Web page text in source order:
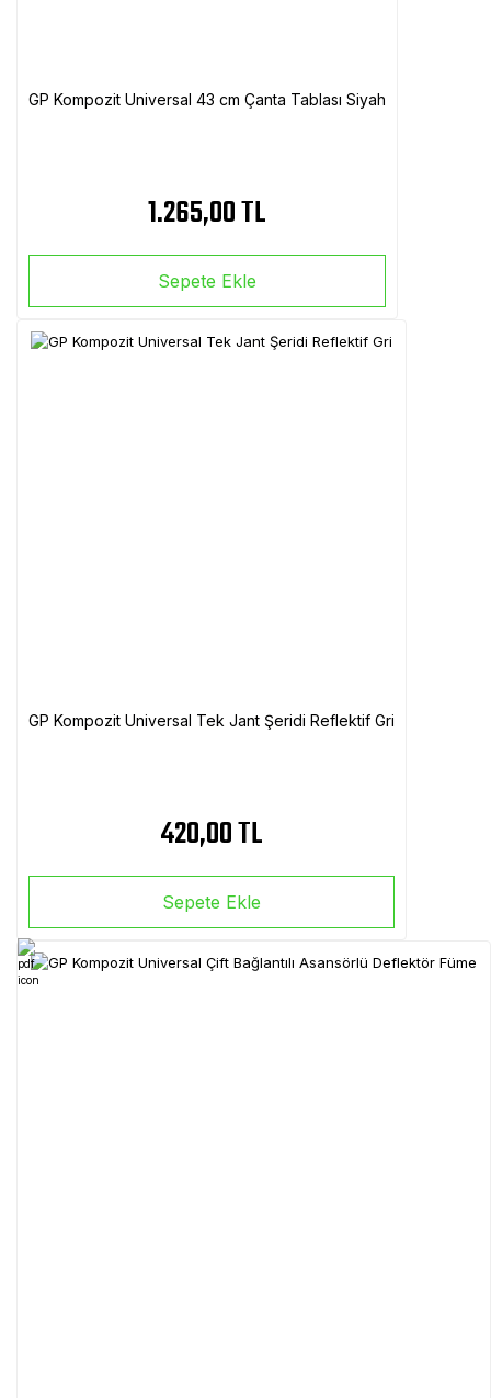
GP Kompozit Universal 43 cm Çanta Tablası Siyah
1.265,00 TL
Sepete Ekle
GP Kompozit Universal Tek Jant Şeridi Reflektif Gri
420,00 TL
Sepete Ekle